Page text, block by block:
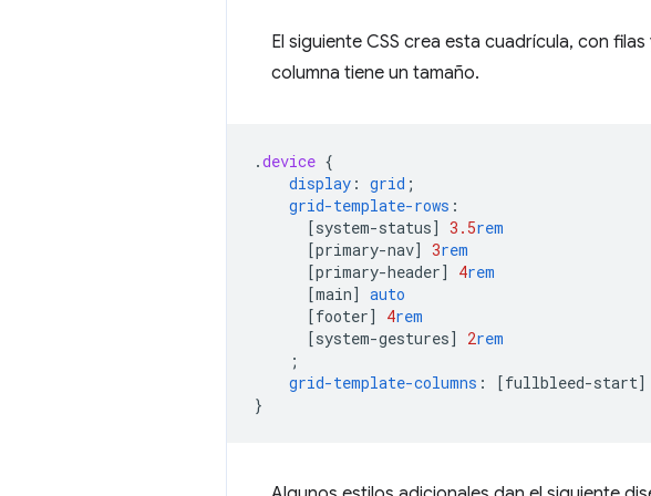
El siguiente CSS crea esta cuadrícula, con
columna tiene un tamaño.
.device {
display : grid ;
grid-template-rows :
[system-status] 3.5rem
[primary-nav] 3rem
[primary-header] 4rem
[main]
auto
[footer] 4rem
[system-gestures] 2rem
;
grid-template-columns : [fullbleed-start]
}